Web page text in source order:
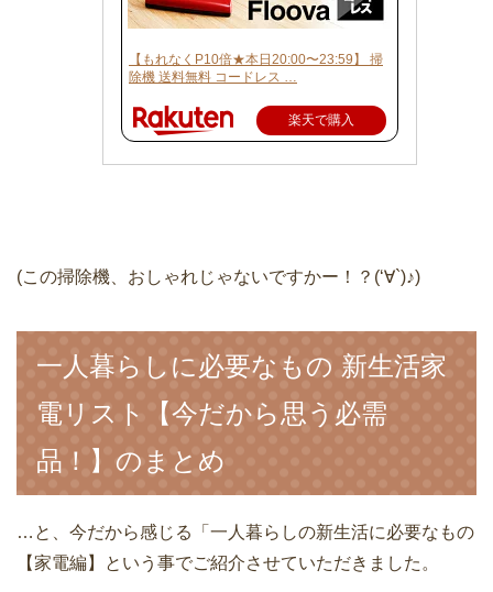
【もれなくP10倍★本日20:00〜23:59】 掃
除機 送料無料 コードレス …
楽天で購入
(この掃除機、おしゃれじゃないですかー！？(‘∀`)♪)
一人暮らしに必要なもの 新生活家
電リスト【今だから思う必需
品！】のまとめ
…と、今だから感じる「一人暮らしの新生活に必要なもの
【家電編】という事でご紹介させていただきました。